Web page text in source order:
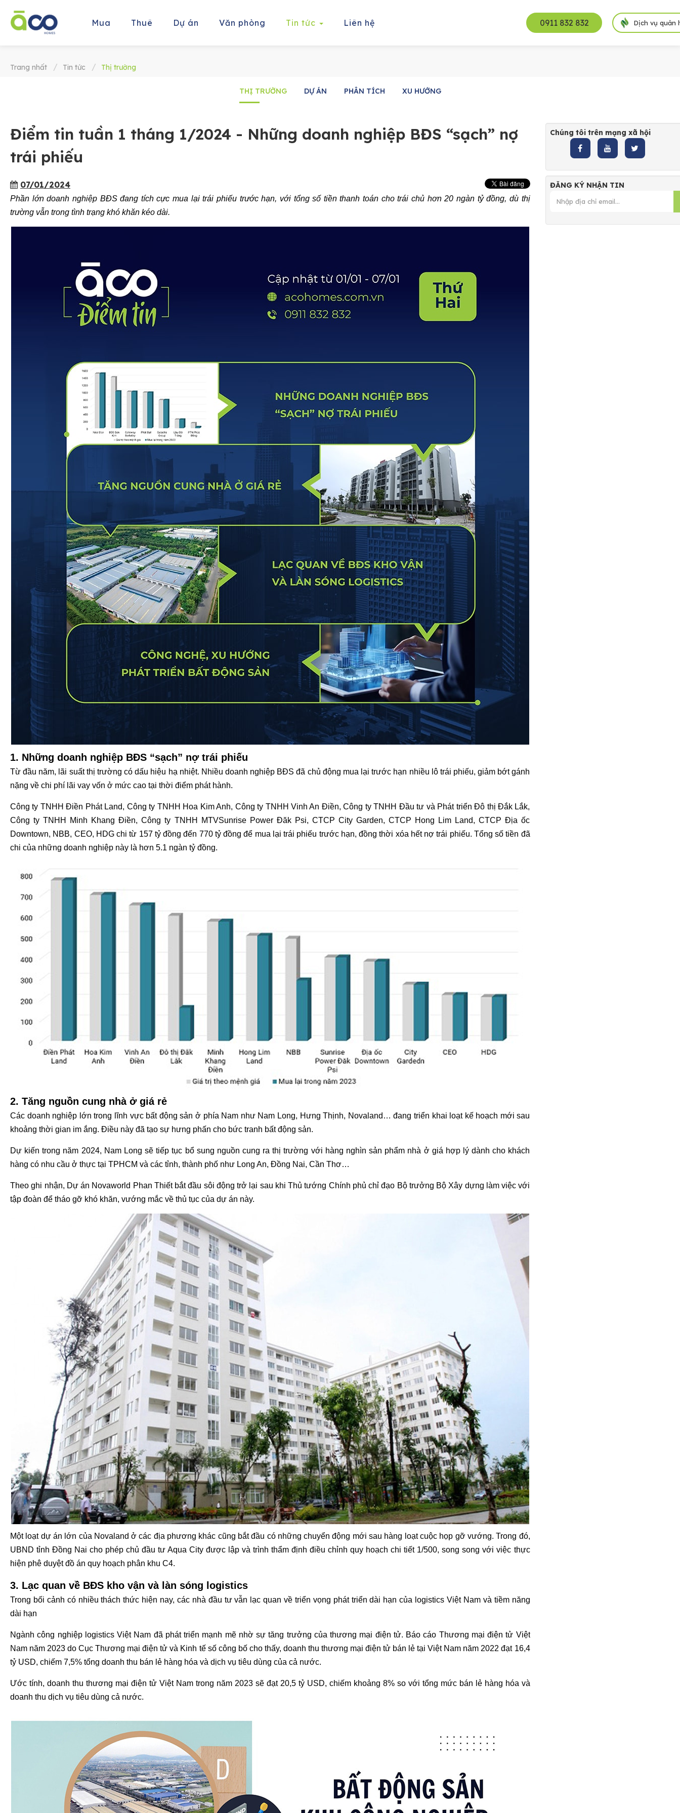
Mua Thuê Dự án Văn phòng Tin tức Liên hệ 0911 832 832 Dịch vụ quản
Trang nhất Tin tức Thị trường
THỊ TRƯỜNG DỰ ÁN PHÂN TÍCH XU HƯỚNG
Điểm tin tuần 1 tháng 1/2024 - Những doanh nghiệp BĐS “sạch” nợ
trái phiếu
07/01/2024
Phần lớn doanh nghiệp BĐS đang tích cực mua lại trái phiếu trước hạn, với tổng số tiền thanh toán cho trái chủ hơn 20 ngàn tỷ đồng, dù thị
trường vẫn trong tình trạng khó khăn kéo dài.
1. Những doanh nghiệp BĐS “sạch” nợ trái phiếu
Từ đầu năm, lãi suất thị trường có dấu hiệu hạ nhiệt. Nhiều doanh nghiệp BĐS đã chủ động mua lại trước hạn nhiều lô trái phiếu, giảm bớt gánh
nặng về chi phí lãi vay vốn ở mức cao tại thời điểm phát hành.
Công ty TNHH Điền Phát Land, Công ty TNHH Hoa Kim Anh, Công ty TNHH Vinh An Điền, Công ty TNHH Đầu tư và Phát triển Đô thị Đắk Lắk,
Công ty TNHH Minh Khang Điền, Công ty TNHH MTVSunrise Power Đăk Psi, CTCP City Garden, CTCP Hong Lim Land, CTCP Địa ốc
Downtown, NBB, CEO, HDG chi từ 157 tỷ đồng đến 770 tỷ đồng để mua lại trái phiếu trước hạn, đồng thời xóa hết nợ trái phiếu. Tổng số tiền đã
chi của những doanh nghiệp này là hơn 5.1 ngàn tỷ đồng.
2. Tăng nguồn cung nhà ở giá rẻ
Các doanh nghiệp lớn trong lĩnh vực bất động sản ở phía Nam như Nam Long, Hưng Thịnh, Novaland… đang triển khai loạt kế hoạch mới sau
khoảng thời gian im ắng. Điều này đã tạo sự hưng phấn cho bức tranh bất động sản.
Dự kiến trong năm 2024, Nam Long sẽ tiếp tục bổ sung nguồn cung ra thị trường với hàng nghìn sản phẩm nhà ở giá hợp lý dành cho khách
hàng có nhu cầu ở thực tại TPHCM và các tỉnh, thành phố như Long An, Đồng Nai, Cần Thơ…
Theo ghi nhận, Dự án Novaworld Phan Thiết bắt đầu sôi động trở lại sau khi Thủ tướng Chính phủ chỉ đạo Bộ trưởng Bộ Xây dựng làm việc với
tập đoàn để tháo gỡ khó khăn, vướng mắc về thủ tục của dự án này.
Một loạt dự án lớn của Novaland ở các địa phương khác cũng bắt đầu có những chuyển động mới sau hàng loạt cuộc họp gỡ vướng. Trong đó,
UBND tỉnh Đồng Nai cho phép chủ đầu tư Aqua City được lập và trình thẩm định điều chỉnh quy hoạch chi tiết 1/500, song song với việc thực
hiện phê duyệt đồ án quy hoạch phân khu C4.
3. Lạc quan về BĐS kho vận và làn sóng logistics
Trong bối cảnh có nhiều thách thức hiện nay, các nhà đầu tư vẫn lạc quan về triển vọng phát triển dài hạn của logistics Việt Nam và tiềm năng
dài hạn
Ngành công nghiệp logistics Việt Nam đã phát triển mạnh mẽ nhờ sự tăng trưởng của thương mại điện tử. Báo cáo Thương mại điện tử Việt
Nam năm 2023 do Cục Thương mại điện tử và Kinh tế số công bố cho thấy, doanh thu thương mại điện tử bán lẻ tại Việt Nam năm 2022 đạt 16,4
tỷ USD, chiếm 7,5% tổng doanh thu bán lẻ hàng hóa và dịch vụ tiêu dùng của cả nước.
Ước tính, doanh thu thương mại điện tử Việt Nam trong năm 2023 sẽ đạt 20,5 tỷ USD, chiếm khoảng 8% so với tổng mức bán lẻ hàng hóa và
doanh thu dịch vụ tiêu dùng cả nước.
Chúng tôi trên mạng xã hội
ĐĂNG KÝ NHẬN TIN